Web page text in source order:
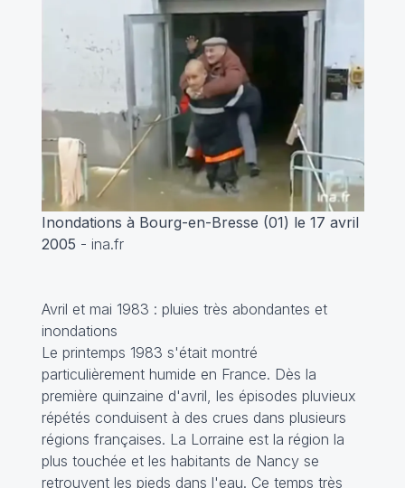
Inondations à Bourg-en-Bresse (01) le 17 avril
2005 - ina.fr
Avril et mai 1983 : pluies très abondantes et
inondations
Le printemps 1983 s'était montré
particulièrement humide en France. Dès la
première quinzaine d'avril, les épisodes pluvieux
répétés conduisent à des crues dans plusieurs
régions françaises. La Lorraine est la région la
plus touchée et les habitants de Nancy se
retrouvent les pieds dans l'eau. Ce temps très